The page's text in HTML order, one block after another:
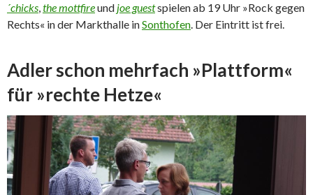
´chicks,the mottfireund joe guestspielen ab 19 Uhr »Rock gegen
Rechts« in der Markthalle inSonthofen. Der Eintritt ist frei.
Adler schon mehrfach »Plattform«
für »rechte Hetze«